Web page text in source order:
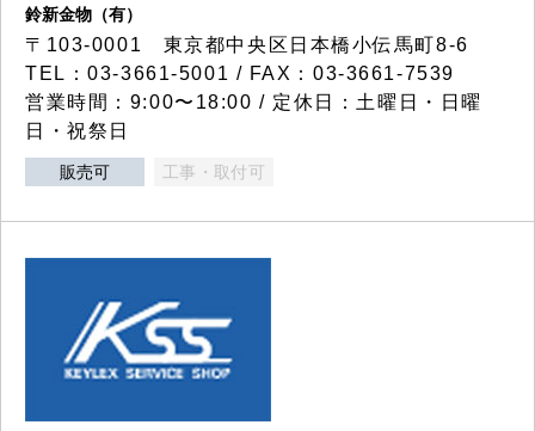
鈴新金物（有）
〒103-0001 東京都中央区日本橋小伝馬町8-6
TEL：03-3661-5001 / FAX：03-3661-7539
営業時間：9:00〜18:00 / 定休日：土曜日・日曜
日・祝祭日
販売可 工事・取付可